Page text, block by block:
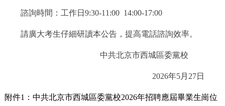
諮詢時間：工作日9:30-11:00 14:00-17:00
請廣大考生仔細研讀本公告，提高電話諮詢效率。
中共北京市西城區委黨校
2026年5月27日
附件1：中共北京市西城區委黨校2026年招聘應屆畢業生崗位